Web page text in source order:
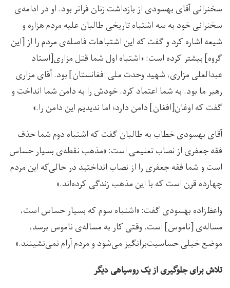
سخنرانی آقای بهسودی از بازداشت زنان فراتر بود. او در ادامه‌ی
سخنرانی خود به سه اشتباه تاریخی طالبان علیه مردم هزاره و
شیعه اشاره کرد و گفت که این اشتباهات فاصله‌ی مردم را از [این
گروه] بیشتر کرده است: «اشتباه اول شما قتل مزاری[استاد
عبدالعلی مزاری، شهید وحدت ملی افغانستان] بود. آقای مزاری
رهبر ما بود. به شما اعتماد کرد. خودش را به دامن شما انداخت و
گفت که اوغان[افغان] دامن دارد؛ اما ندیدیم این دامن را.»
آقای بهسودی خطاب به طالبان گفت که اشتباه دوم شما حذف
فقه جعفری از نصاب تعلیمی است: «مذهب نقطه‌ی بسیار حساس
است و شما فقه جعفری را از نصاب انداختید در حالی‌که این مردم
چهارده قرن است که با این مذهب زندگی کرده‌اند.»
واعظ‌‌زاده بهسودی گفت: «اشتباه سوم که بسیار حساس است،
مساله‌ی [ناموس] است. وقتی کار به مساله‌ی ناموس برسد،
موضع خیلی حساسیت‌برانگیز می‌شود و مردم آرام نمی‌نشینند.»
تلاش برای جلوگیری از یک روسیاهی دیگر